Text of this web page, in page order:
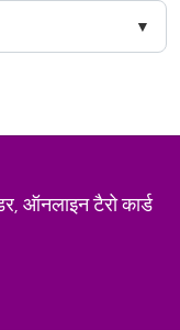
ऑनलाइन टैरो कार्ड